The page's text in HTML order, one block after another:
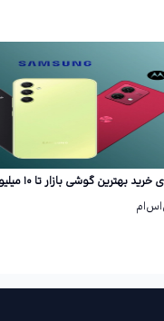
بهترین گوشی بازار تا ۱۰ میلیون تومان